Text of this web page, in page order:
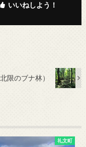
いいねしよう！
限のブナ林）
礼文町